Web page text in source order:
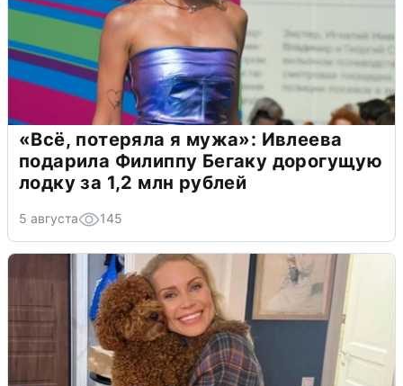
«Всё, потеряла я мужа»: Ивлеева
подарила Филиппу Бегаку дорогущую
лодку за 1,2 млн рублей
5 августа 145